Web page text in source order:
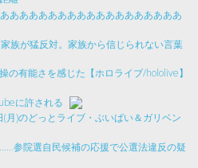
ああああああああああああああああああ
族が猛反対。家族から信じられない言葉
の有能さを感じた【ホロライブ/hololive】
に許される
月)のどっとライブ・ぶいぱい＆ガリベン
参院選自民候補の応援で公選法違反の疑